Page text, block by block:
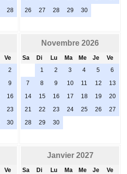
28
26
27 28 29 30
Ve
2
9
16
23
30
Novembre 2026
Sa Di Lu Ma Me Je
Ve
1
2 3 4 5
6
7
8 9 10 11 12
13
14
15 16 17 18 19
20
21
22 23 24 25 26
27
28
29 30
Ve
Janvier 2027
Sa Di Lu Ma Me Je Ve